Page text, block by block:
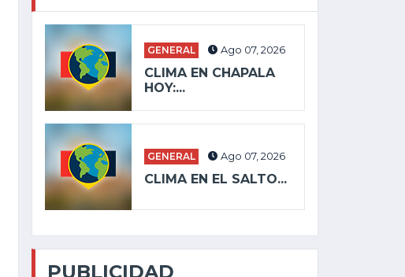
GENERAL Ago 07, 2026
CLIMA EN CHAPALA
HOY:...
GENERAL Ago 07, 2026
CLIMA EN EL SALTO...
PUBLICIDAD